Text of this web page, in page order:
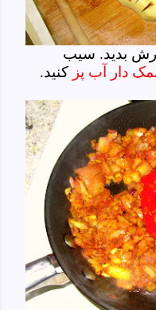
بدید. سیب
دار آب پز کنید.